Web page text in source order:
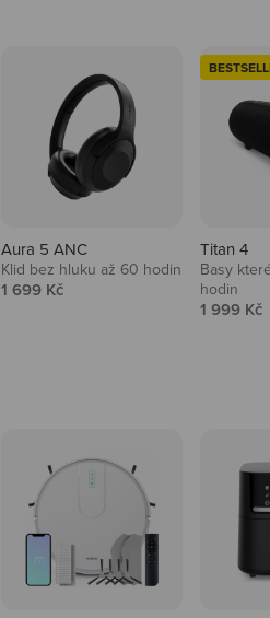
Aura 5 ANC
Klid bez hluku až 60 hodin
Prodejní cena
1 699 Kč
Titan 4
Basy
hodin
Prodejní
1 999 Kč